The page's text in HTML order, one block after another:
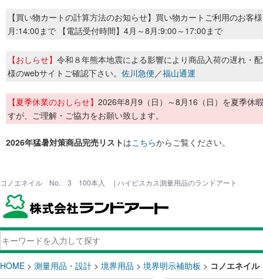
【買い物カートの計算方法のお知らせ】買い物カートご利用のお客
月:14:00まで 【電話受付時間】4月～8月:9:00～17:00まで
【おしらせ】 令和８年熊本地震による影響により商品入荷の遅れ・
様のwebサイトご確認下さい。 佐川急便／福山通運
【夏季休業のおしらせ】 2026年8月9（日）～8月16（日）を夏季休
すが、ご理解・ご協力をお願い致します。
2026年猛暑対策商品完売リストはこちらからご覧ください。
コノエネイル No. 3 100本入 | ハイビスカス測量用品のランドアート
HOME > 測量用品・設計 > 境界用品 > 境界明示補助板 > コノエネ